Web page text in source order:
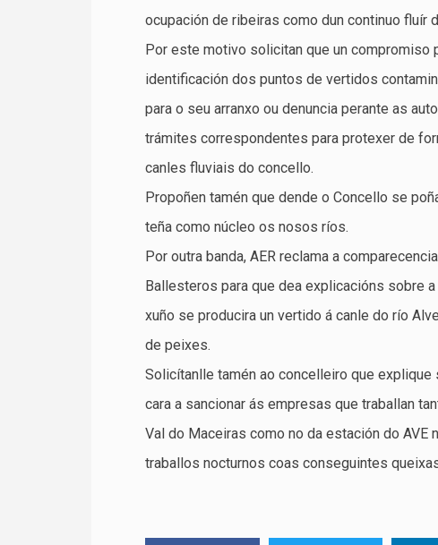
ocupación de ribeiras como dun continuo
Por este motivo solicitan que un compromiso
identificación dos puntos de vertidos
para o seu arranxo ou denuncia perante as
trámites correspondentes para protexer de
canles fluviais do concello.
Propoñen tamén que dende o Concello se
teña como núcleo os nosos ríos.
Por outra banda, AER reclama a
Ballesteros para que dea explicacións sobre
xuño se producira un vertido á canle do río
de peixes.
Solicítanlle tamén ao concelleiro que
cara a sancionar ás empresas que traballan
Val do Maceiras como no da estación do AVE
traballos nocturnos coas conseguintes